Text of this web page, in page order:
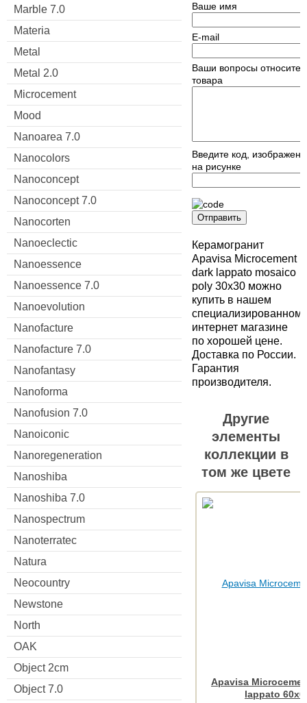
Marble 7.0
Materia
Metal
Metal 2.0
Microcement
Mood
Nanoarea 7.0
Nanocolors
Nanoconcept
Nanoconcept 7.0
Nanocorten
Nanoeclectic
Nanoessence
Nanoessence 7.0
Nanoevolution
Nanofacture
Nanofacture 7.0
Nanofantasy
Nanoforma
Nanofusion 7.0
Nanoiconic
Nanoregeneration
Nanoshiba
Nanoshiba 7.0
Nanospectrum
Nanoterratec
Natura
Neocountry
Newstone
North
OAK
Object 2cm
Object 7.0
Ваше имя
E-mail
Ваши вопросы
товара
Введите код,
на рисунке
Отправить
Керамогранит
Apavisa Microcement
dark lappato mosaico
poly 30x30 можно
купить в нашем
специализированном
интернет магазине
по хорошей цене.
Доставка по России.
Гарантия
производителя.
Другие
элементы
коллекции в
том же цвете
Apavisa
lappato